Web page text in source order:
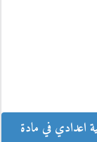
في مادة
اعدادي في مادة